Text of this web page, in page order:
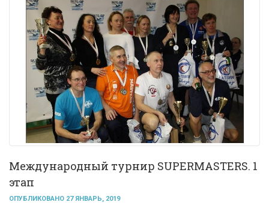
Международный турнир SUPERMASTERS. 1
этап
ОПУБЛИКОВАНО 27 ЯНВАРЬ, 2019